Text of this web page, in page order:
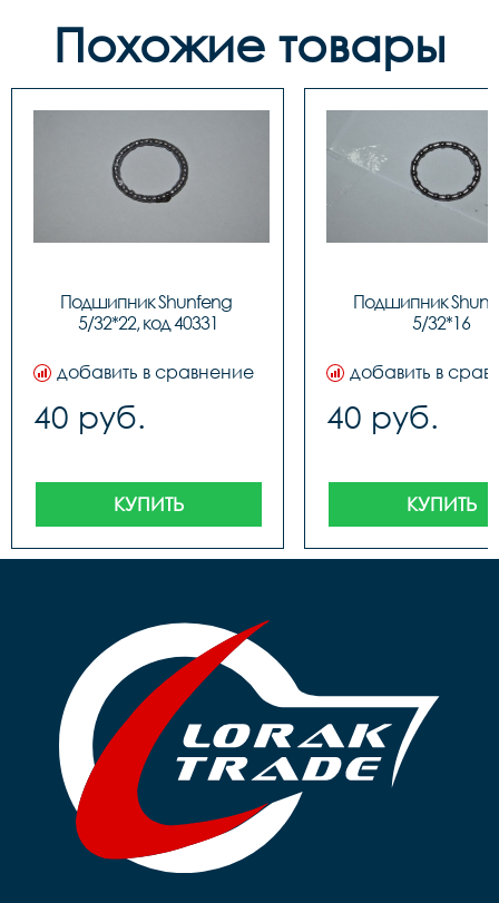
Похожие товары
Подшипник Shunfeng
5/32*22, код 40331
добавить в сравнение
40 руб.
КУПИТЬ
Подшипник
5/32*16
добавить в
40 руб.
КУПИТЬ